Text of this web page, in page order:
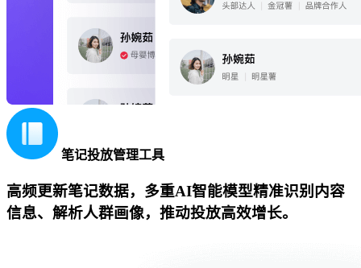
笔记投放管理工具
高频更新笔记数据，多重AI智能模型精准识别内容
信息、解析人群画像，推动投放高效增长。